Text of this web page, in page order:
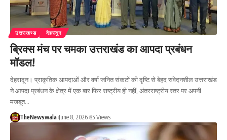
उत्तराखण्ड देहरादून
ब्रिक्स मंच पर चमका उत्तराखंड का आपदा प्रबंधन
मॉडल!
देहरादून। प्राकृतिक आपदाओं और वर्षा जनित संकटों की दृष्टि से बेहद संवेदनशील उत्तराखंड
ने आपदा प्रबंधन के क्षेत्र में एक बार फिर राष्ट्रीय ही नहीं, अंतरराष्ट्रीय स्तर पर अपनी
मजबूत…
TheNewswala June 8, 2026 85 Views